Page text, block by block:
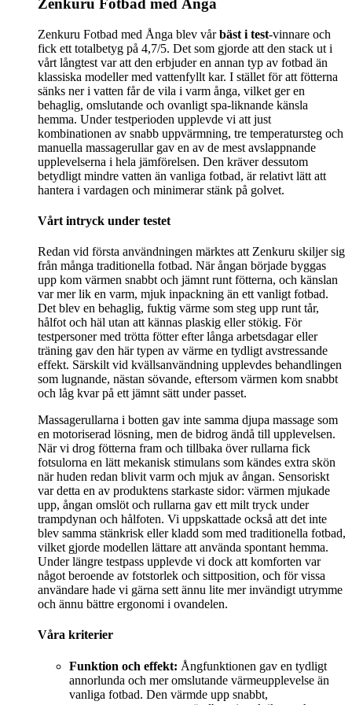
Zenkuru Fotbad med Ånga
Zenkuru Fotbad med Ånga blev vårbäst i test-vinnare och
fick ett totalbetyg på 4,7/5. Det som gjorde att den stack ut i
vårt långtest var att den erbjuder en annan typ av fotbad än
klassiska modeller med vattenfyllt kar. I stället för att fötterna
sänks ner i vatten får de vila i varm ånga, vilket ger en
behaglig, omslutande och ovanligt spa-liknande känsla
hemma. Under testperioden upplevde vi att just
kombinationen av snabb uppvärmning, tre temperatursteg och
manuella massagerullar gav en av de mest avslappnande
upplevelserna i hela jämförelsen. Den kräver dessutom
betydligt mindre vatten än vanliga fotbad, är relativt lätt att
hantera i vardagen och minimerar stänk på golvet.
Vårt intryck under testet
Redan vid första användningen märktes att Zenkuru skiljer sig
från många traditionella fotbad. När ångan började byggas
upp kom värmen snabbt och jämnt runt fötterna, och känslan
var mer lik en varm, mjuk inpackning än ett vanligt fotbad.
Det blev en behaglig, fuktig värme som steg upp runt tår,
hålfot och häl utan att kännas plaskig eller stökig. För
testpersoner med trötta fötter efter långa arbetsdagar eller
träning gav den här typen av värme en tydligt avstressande
effekt. Särskilt vid kvällsanvändning upplevdes behandlingen
som lugnande, nästan sövande, eftersom värmen kom snabbt
och låg kvar på ett jämnt sätt under passet.
Massagerullarna i botten gav inte samma djupa massage som
en motoriserad lösning, men de bidrog ändå till upplevelsen.
När vi drog fötterna fram och tillbaka över rullarna fick
fotsulorna en lätt mekanisk stimulans som kändes extra skön
när huden redan blivit varm och mjuk av ångan. Sensoriskt
var detta en av produktens starkaste sidor: värmen mjukade
upp, ångan omslöt och rullarna gav ett milt tryck under
trampdynan och hålfoten. Vi uppskattade också att det inte
blev samma stänkrisk eller kladd som med traditionella fotbad,
vilket gjorde modellen lättare att använda spontant hemma.
Under längre testpass upplevde vi dock att komforten var
något beroende av fotstorlek och sittposition, och för vissa
användare hade vi gärna sett ännu lite mer invändigt utrymme
och ännu bättre ergonomi i ovandelen.
Våra kriterier
Funktion och effekt: Ångfunktionen gav en tydligt
annorlunda och mer omslutande värmeupplevelse än
vanliga fotbad. Den värmde upp snabbt,